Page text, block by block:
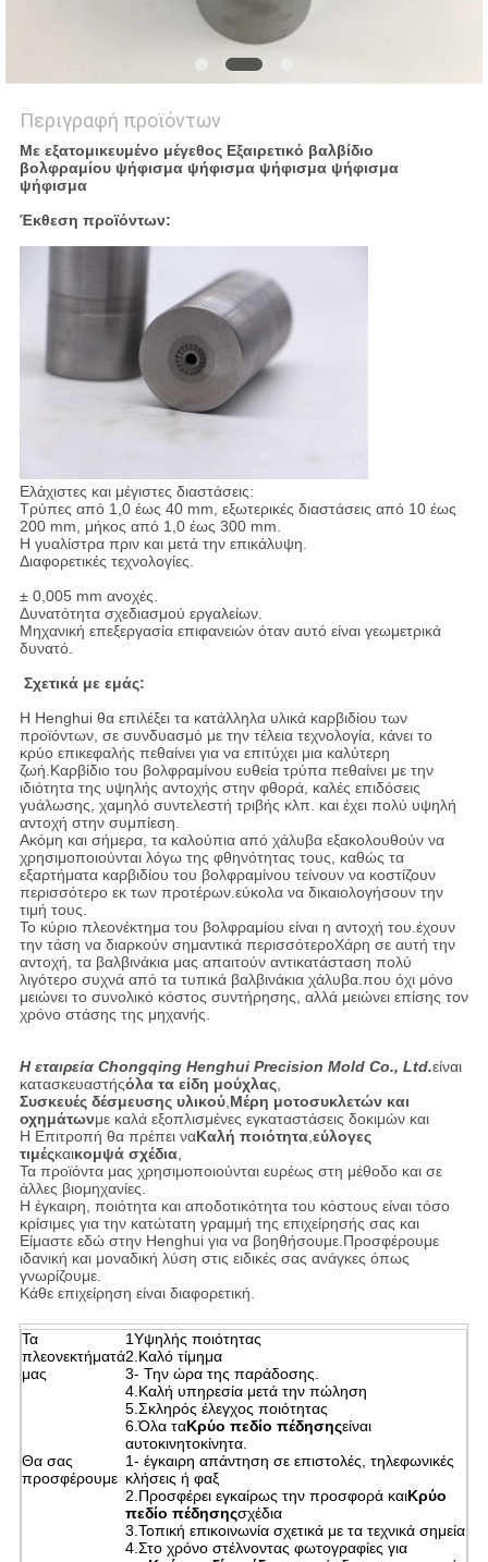
Περιγραφή προϊόντων
Με εξατομικευμένο μέγεθος Εξαιρετικό βαλβίδιο
βολφραμίου ψήφισμα ψήφισμα ψήφισμα ψήφισμα
ψήφισμα
Έκθεση προϊόντων:
Ελάχιστες και μέγιστες διαστάσεις:
Τρύπες από 1,0 έως 40 mm, εξωτερικές διαστάσεις από 10 έως
200 mm, μήκος από 1,0 έως 300 mm.
Η γυαλίστρα πριν και μετά την επικάλυψη.
Διαφορετικές τεχνολογίες.
± 0,005 mm ανοχές.
Δυνατότητα σχεδιασμού εργαλείων.
Μηχανική επεξεργασία επιφανειών όταν αυτό είναι γεωμετρικά
δυνατό.
Σχετικά με εμάς:
Η Henghui θα επιλέξει τα κατάλληλα υλικά καρβιδίου των
προϊόντων, σε συνδυασμό με την τέλεια τεχνολογία, κάνει το
κρύο επικεφαλής πεθαίνει για να επιτύχει μια καλύτερη
ζωή.Καρβίδιο του βολφραμίνου ευθεία τρύπα πεθαίνει με την
ιδιότητα της υψηλής αντοχής στην φθορά, καλές επιδόσεις
γυάλωσης, χαμηλό συντελεστή τριβής κλπ. και έχει πολύ υψηλή
αντοχή στην συμπίεση.
Ακόμη και σήμερα, τα καλούπια από χάλυβα εξακολουθούν να
χρησιμοποιούνται λόγω της φθηνότητας τους, καθώς τα
εξαρτήματα καρβιδίου του βολφραμίνου τείνουν να κοστίζουν
περισσότερο εκ των προτέρων.εύκολα να δικαιολογήσουν την
τιμή τους.
Το κύριο πλεονέκτημα του βολφραμίου είναι η αντοχή του.έχουν
την τάση να διαρκούν σημαντικά περισσότεροΧάρη σε αυτή την
αντοχή, τα βαλβινάκια μας απαιτούν αντικατάσταση πολύ
λιγότερο συχνά από τα τυπικά βαλβινάκια χάλυβα.που όχι μόνο
μειώνει το συνολικό κόστος συντήρησης, αλλά μειώνει επίσης τον
χρόνο στάσης της μηχανής.
Η εταιρεία Chongqing Henghui Precision Mold Co., Ltd.είναι
κατασκευαστήςόλα τα είδη μούχλας,
Συσκευές δέσμευσης υλικού, Μέρη μοτοσυκλετών και
οχημάτωνμε καλά εξοπλισμένες εγκαταστάσεις δοκιμών και
Η Επιτροπή θα πρέπει ναΚαλή ποιότητα, εύλογες
τιμέςκαικομψά σχέδια,
Τα προϊόντα μας χρησιμοποιούνται ευρέως στη μέθοδο και σε
άλλες βιομηχανίες.
Η έγκαιρη, ποιότητα και αποδοτικότητα του κόστους είναι τόσο
κρίσιμες για την κατώτατη γραμμή της επιχείρησής σας και
Είμαστε εδώ στην Henghui για να βοηθήσουμε.Προσφέρουμε
ιδανική και μοναδική λύση στις ειδικές σας ανάγκες όπως
γνωρίζουμε.
Κάθε επιχείρηση είναι διαφορετική.
Τα
πλεονεκτήματά
μας
1Υψηλής ποιότητας
2.Καλό τίμημα
3- Την ώρα της παράδοσης.
4.Καλή υπηρεσία μετά την πώληση
5.Σκληρός έλεγχος ποιότητας
6.Όλα ταΚρύο πεδίο πέδησηςείναι
αυτοκινητοκίνητα.
Θα σας
προσφέρουμε
1- έγκαιρη απάντηση σε επιστολές, τηλεφωνικές
κλήσεις ή φαξ
2.Προσφέρει εγκαίρως την προσφορά καιΚρύο
πεδίο πέδησηςσχέδια
3.Τοπική επικοινωνία σχετικά με τα τεχνικά σημεία
4.Στο χρόνο στέλνοντας φωτογραφίες για